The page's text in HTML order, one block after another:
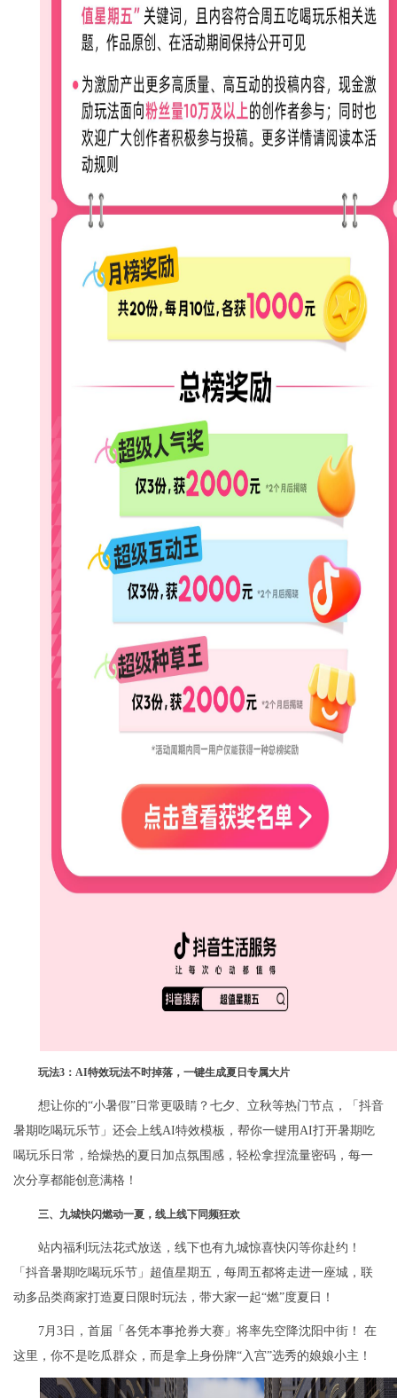
玩法3 ： AI特效玩法不时掉落，一键生成夏日专属大片
想让你的“小暑假”日常更吸睛？七夕、立秋等热门节点，「抖音
暑期吃喝玩乐节」还会上线AI特效模板，帮你一键用AI打开暑期吃
喝玩乐日常，给燥热的夏日加点氛围感，轻松拿捏流量密码，每一
次分享都能创意满格！
三、九城快闪燃动一夏，线上线下同频狂欢
站内福利玩法花式放送，线下也有九城惊喜快闪等你赴约！
「抖音暑期吃喝玩乐节」超值星期五，每周五都将走进一座城，联
动多品类商家打造夏日限时玩法，带大家一起“燃”度夏日！
7月3日，首届「各凭本事抢券大赛」将率先空降沈阳中街！ 在
这里，你不是吃瓜群众，而是拿上身份牌“入宫”选秀的娘娘小主！